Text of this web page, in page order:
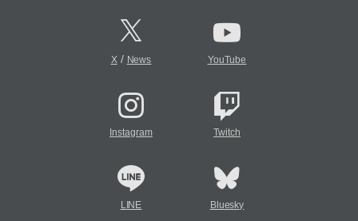
X/ News YouTube
Instagram Twitch
LINE Bluesky